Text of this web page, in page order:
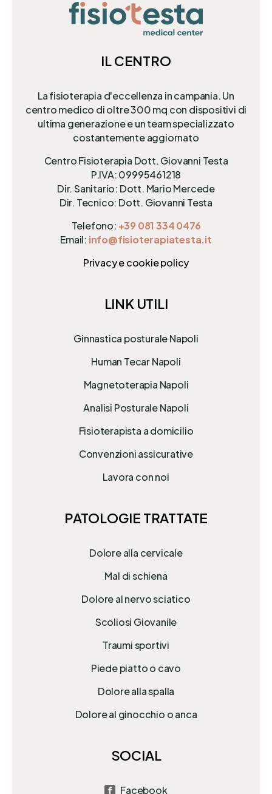
IL CENTRO
La fisioterapia d'eccellenza in campania. Un
centro medico di oltre 300 mq con dispositivi di
ultima generazione e un team specializzato
costantemente aggiornato
Centro Fisioterapia Dott. Giovanni Testa
P.IVA: 09995461218
Dir. Sanitario: Dott. Mario Mercede
Dir. Tecnico: Dott. Giovanni Testa
Telefono: +39 081 334 0476
Email: info@fisioterapiatesta.it
Privacy e cookie policy
LINK UTILI
Ginnastica posturale Napoli
Human Tecar Napoli
Magnetoterapia Napoli
Analisi Posturale Napoli
Fisioterapista a domicilio
Convenzioni assicurative
Lavora con noi
PATOLOGIE TRATTATE
Dolore alla cervicale
Mal di schiena
Dolore al nervo sciatico
Scoliosi Giovanile
Traumi sportivi
Piede piatto o cavo
Dolore alla spalla
Dolore al ginocchio o anca
SOCIAL
 Facebook